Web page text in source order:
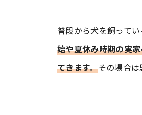
普段から犬を飼って
始や夏休み時期の実
てきます。その場合は